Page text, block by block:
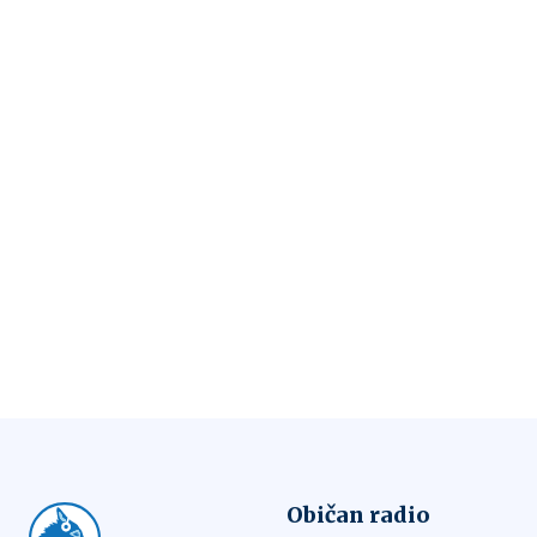
Običan radio